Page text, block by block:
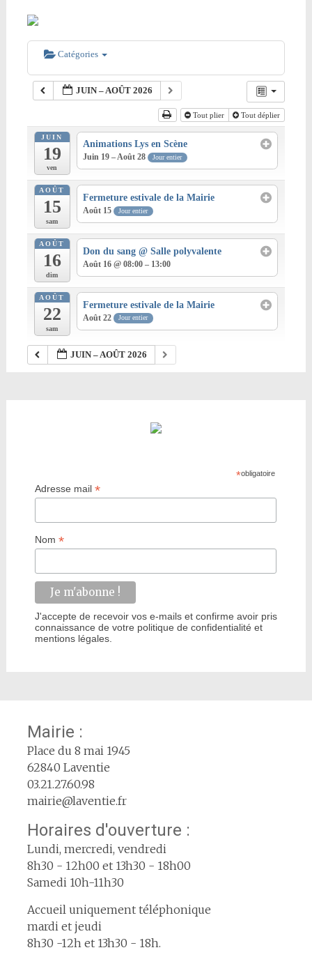
Catégories
JUIN – AOÛT 2026
Tout plier Tout déplier
JUIN
19
ven
Animations Lys en Scène
Juin 19 – Août 28 Jour entier
AOÛT
15
sam
Fermeture estivale de la Mairie
Août 15 Jour entier
AOÛT
16
dim
Don du sang@ Salle polyvalente
Août 16 @ 08:00 – 13:00
AOÛT
22
sam
Fermeture estivale de la Mairie
Août 22 Jour entier
JUIN – AOÛT 2026
*obligatoire
Adresse mail*
Nom*
J'accepte de recevoir vos e-mails et confirme avoir pris
connaissance de votre politique de confidentialité et
mentions légales.
Mairie :
Place du 8 mai 1945
62840 Laventie
03.21.27.60.98
mairie@laventie.fr
Horaires d'ouverture :
Lundi, mercredi, vendredi
8h30 - 12h00 et 13h30 - 18h00
Samedi 10h-11h30
Accueil uniquement téléphonique
mardi et jeudi
8h30 -12h et 13h30 - 18h.